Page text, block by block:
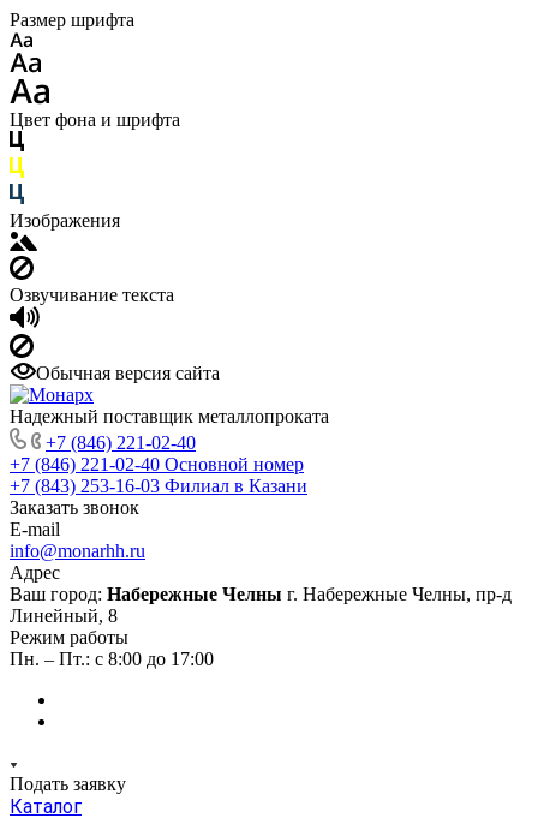
Размер шрифта
Цвет фона и шрифта
Изображения
Озвучивание текста
Обычная версия сайта
Надежный поставщик металлопроката
+7 (846) 221-02-40
+7 (846) 221-02-40 Основной номер
+7 (843) 253-16-03 Филиал в Казани
Заказать звонок
E-mail
info@monarhh.ru
Адрес
Ваш город: Набережные Челны г. Набережные Челны, пр-д
Линейный, 8
Режим работы
Пн. – Пт.: с 8:00 до 17:00
Подать заявку
Каталог